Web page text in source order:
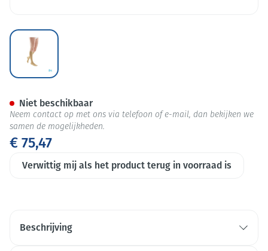
View larger image
€ 75,47
Verwittig mij als het product terug in voorraad is
Niet beschikbaar
Neem contact op met ons via telefoon of e-mail, dan bekijken we
samen de mogelijkheden.
Beschrijving